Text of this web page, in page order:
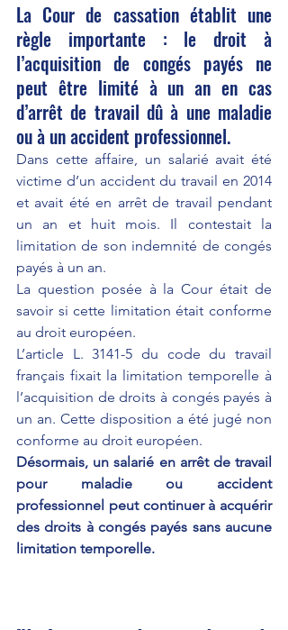
La Cour de cassation établit une
règle importante : le droit à
l’acquisition de congés payés ne
peut être limité à un an en cas
d’arrêt de travail dû à une maladie
ou à un accident professionnel.
Dans cette affaire, un salarié avait été
victime d’un accident du travail en 2014
et avait été en arrêt de travail pendant
un an et huit mois. Il contestait la
limitation de son indemnité de congés
payés à un an.
La question posée à la Cour était de
savoir si cette limitation était conforme
au droit européen.
L’article L. 3141-5 du code du travail
français fixait la limitation temporelle à
l’acquisition de droits à congés payés à
un an. Cette disposition a été jugé non
conforme au droit européen.
Désormais, un salarié en arrêt de travail
pour maladie ou accident
professionnel peut continuer à acquérir
des droits à congés payés sans aucune
limitation temporelle.